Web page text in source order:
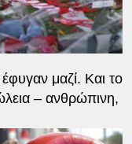
μαζί. Και το
– ανθρώπινη,